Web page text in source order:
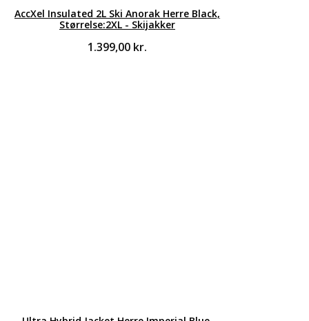
AccXel Insulated 2L Ski Anorak Herre Black,
Størrelse:2XL - Skijakker
1.399,00 kr.